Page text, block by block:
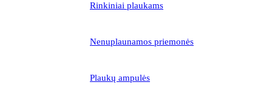
Rinkiniai plaukams
Nenuplaunamos priemonės
Plaukų ampulės